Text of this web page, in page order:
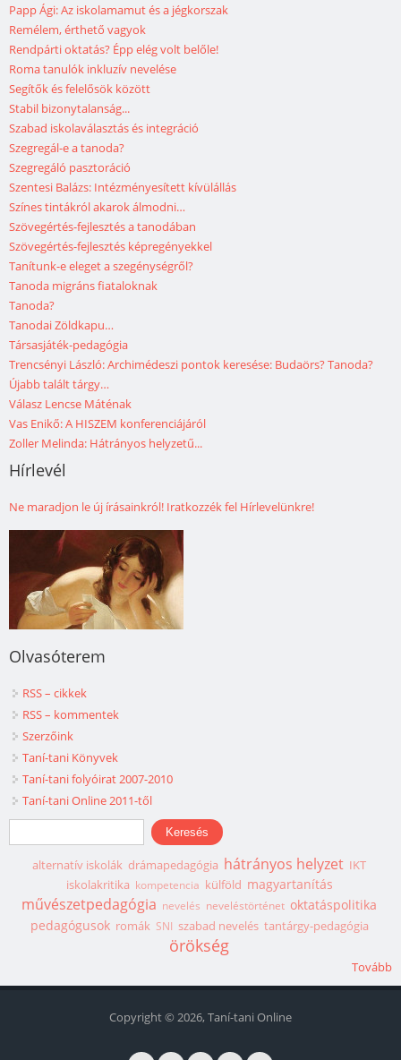
Papp Ági: Az iskolamamut és a jégkorszak
Remélem, érthető vagyok
Rendpárti oktatás? Épp elég volt belőle!
Roma tanulók inkluzív nevelése
Segítők és felelősök között
Stabil bizonytalanság...
Szabad iskolaválasztás és integráció
Szegregál-e a tanoda?
Szegregáló pasztoráció
Szentesi Balázs: Intézményesített kívülállás
Színes tintákról akarok álmodni…
Szövegértés-fejlesztés a tanodában
Szövegértés-fejlesztés képregényekkel
Tanítunk-e eleget a szegénységről?
Tanoda migráns fiataloknak
Tanoda?
Tanodai Zöldkapu…
Társasjáték-pedagógia
Trencsényi László: Archimédeszi pontok keresése: Budaörs? Tanoda?
Újabb talált tárgy…
Válasz Lencse Máténak
Vas Enikő: A HISZEM konferenciájáról
Zoller Melinda: Hátrányos helyzetű...
Hírlevél
Ne maradjon le új írásainkról! Iratkozzék fel Hírlevelünkre!
Olvasóterem
RSS – cikkek
RSS – kommentek
Szerzőink
Taní-tani Könyvek
Taní-tani folyóirat 2007-2010
Taní-tani Online 2011-től
Keresés űrlap
Keresés
alternatív iskolák drámapedagógia hátrányos helyzet IKT
iskolakritika kompetencia külföld magyartanítás
művészetpedagógia nevelés neveléstörténet oktatáspolitika
pedagógusok romák SNI szabad nevelés tantárgy-pedagógia
örökség
Tovább
Copyright © 2026, Taní-tani Online